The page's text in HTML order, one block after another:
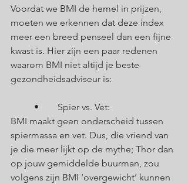
Voordat we BMI de hemel in prijzen,
moeten we erkennen dat deze index
meer een breed penseel dan een fijne
kwast is. Hier zijn een paar redenen
waarom BMI niet altijd je beste
gezondheidsadviseur is:
	•	Spier vs. Vet:
BMI maakt geen onderscheid tussen
spiermassa en vet. Dus, die vriend van
je die meer lijkt op de mythe; Thor dan
op jouw gemiddelde buurman, zou
volgens zijn BMI ‘overgewicht’ kunnen